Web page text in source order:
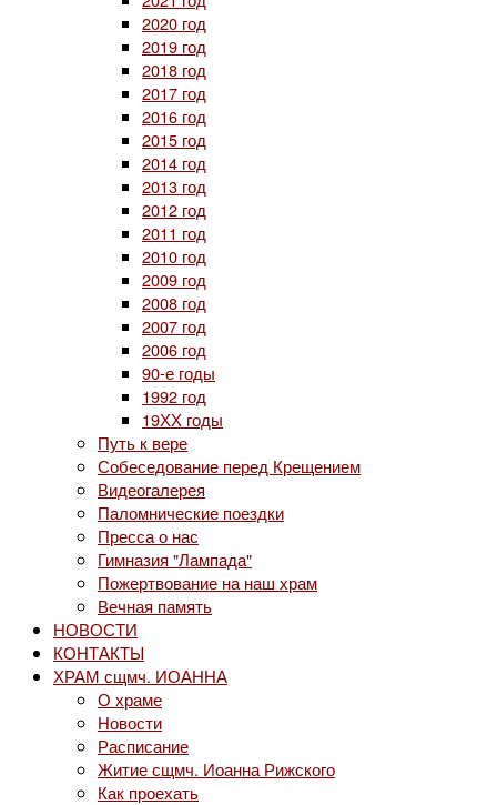
2020 год
2019 год
2018 год
2017 год
2016 год
2015 год
2014 год
2013 год
2012 год
2011 год
2010 год
2009 год
2008 год
2007 год
2006 год
90-е годы
1992 год
19ХХ годы
Путь к вере
Собеседование перед Крещением
Видеогалерея
Паломнические поездки
Пресса о нас
Гимназия "Лампада"
Пожертвование на наш храм
Вечная память
НОВОСТИ
КОНТАКТЫ
ХРАМ сщмч. ИОАННА
О храме
Новости
Расписание
Житие сщмч. Иоанна Рижского
Как проехать